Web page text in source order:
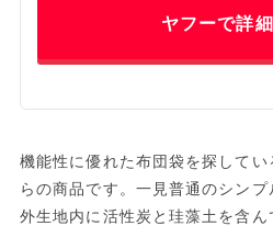
ヤフーで詳
機能性に優れた布団袋を探して
らの商品です。一見普通のシンプ
外生地内に活性炭と珪藻土を含